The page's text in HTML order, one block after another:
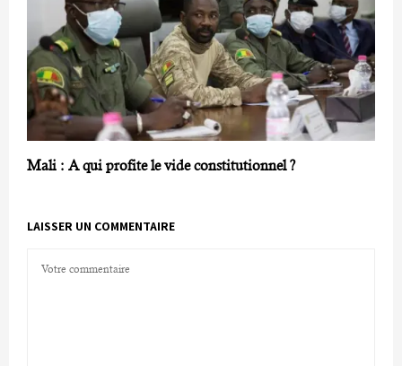
Mali : A qui profite le vide constitutionnel ?
LAISSER UN COMMENTAIRE